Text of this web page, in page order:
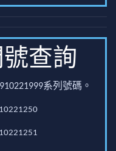
查詢
系列號碼。